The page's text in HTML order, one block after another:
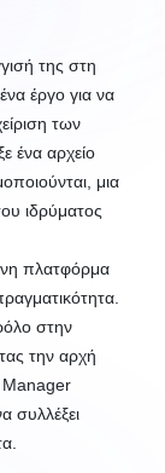
της στη
έργο για να
των
ένα αρχείο
μια
ιδρύματος
πλατφόρμα
στην
την αρχή
Manager
συλλέξει